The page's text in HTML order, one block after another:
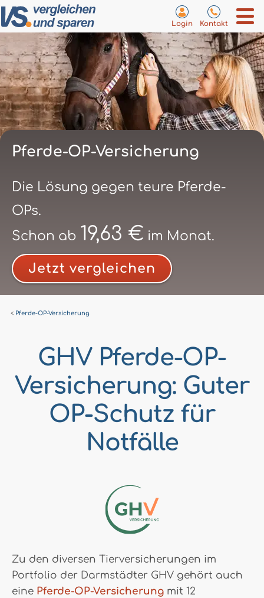
Login Kontakt
Pferde-OP-Versicherung
Die Lösung gegen teure Pferde-
OPs.
Schon ab 19,63 € im Monat.
Jetzt vergleichen
Pferde-OP-Versicherung
GHV Pferde-OP-
Versicherung: Guter
OP-Schutz für
Notfälle
Zu den diversen Tierversicherungen im
Portfolio der Darmstädter GHV gehört auch
eine Pferde-OP-Versicherung mit 12